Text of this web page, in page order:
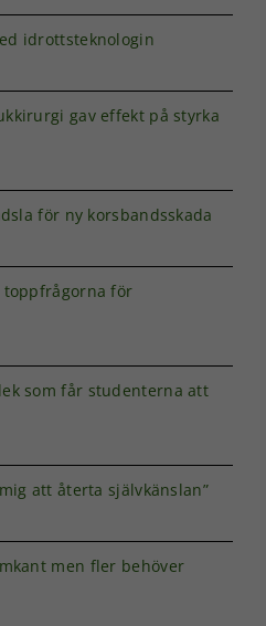
idrottsteknologin
gav effekt på styrka
för ny korsbandsskada
toppfrågorna för
som får studenterna att
att återta självkänslan”
men fler behöver
personligt
anpassat innehåll